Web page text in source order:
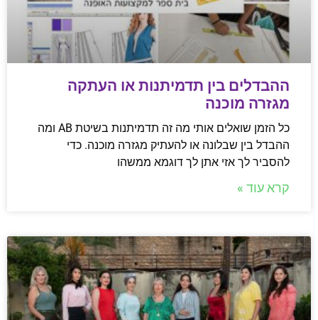
ההבדלים בין תדמיתנות או העתקה
מגזרה מוכנה
כל הזמן שואלים אותי מה זה תדמיתנות בשיטת AB ומה
ההבדל בין שבלונה או להעתיק מגזרה מוכנה. כדי
להסביר לך אזי אתן לך דוגמא ממשהו
קרא עוד »